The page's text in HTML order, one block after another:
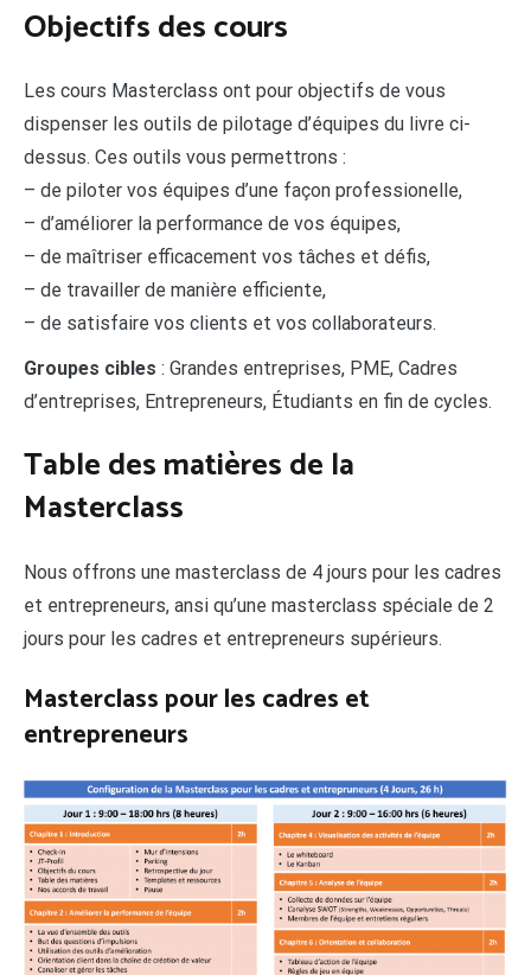
Objectifs des cours
Les cours Masterclass ont pour objectifs de vous
dispenser les outils de pilotage d’équipes du livre ci-
dessus. Ces outils vous permettrons :
– de piloter vos équipes d’une façon professionelle,
– d’améliorer la performance de vos équipes,
– de maîtriser efficacement vos tâches et défis,
– de travailler de manière efficiente,
– de satisfaire vos clients et vos collaborateurs.
Groupes cibles : Grandes entreprises, PME, Cadres
d’entreprises, Entrepreneurs, Étudiants en fin de cycles.
Table des matières de la
Masterclass
Nous offrons une masterclass de 4 jours pour les cadres
et entrepreneurs, ansi qu’une masterclass spéciale de 2
jours pour les cadres et entrepreneurs supérieurs.
Masterclass pour les cadres et
entrepreneurs